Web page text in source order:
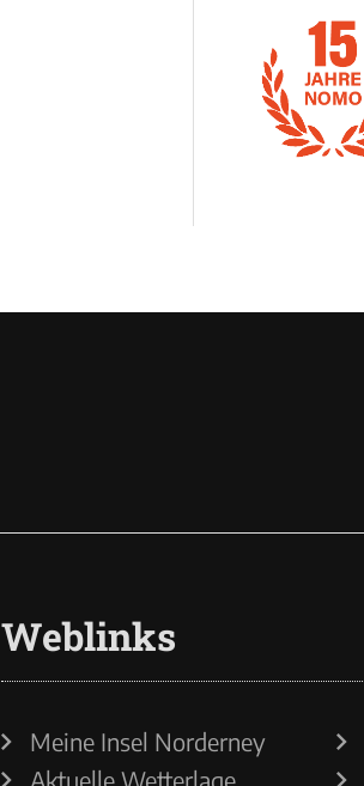
Weblinks
Meine Insel Norderney
Aktuelle Wetterlage